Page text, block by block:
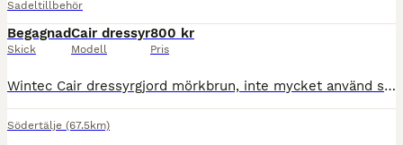
Sadeltillbehör
Begagnad
Skick
Cair dressyr
Modell
800 kr
Pris
Wintec Cair dressyrgjord mörkbrun, inte mycket använd så den är i fint skick. Stl. 65 cm. Kan skickas om köparen betalar frakten.
Södertälje (67.5km)